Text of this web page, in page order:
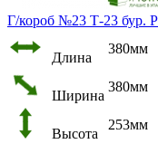
Г/короб №23 Т-23 бур.
Длина
380мм
Ширина
380мм
Высота
253мм